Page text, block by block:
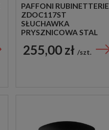
PAFFONI RUBINETTERIE
ZDOC117ST
SŁUCHAWKA
PRYSZNICOWA STAL
255,00 zł szt.